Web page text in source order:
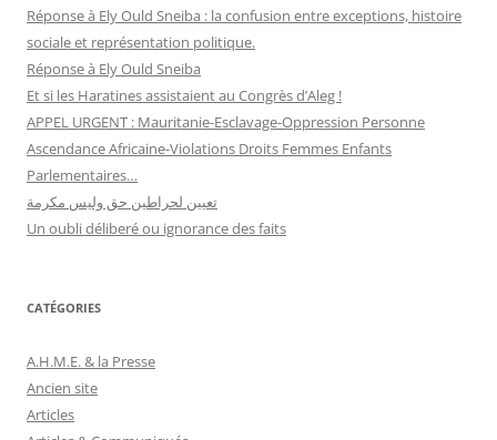
Réponse à Ely Ould Sneiba : la confusion entre exceptions, histoire
sociale et représentation politique.
Réponse à Ely Ould Sneiba
Et si les Haratines assistaient au Congrès d’Aleg !
APPEL URGENT : Mauritanie-Esclavage-Oppression Personne
Ascendance Africaine-Violations Droits Femmes Enfants
Parlementaires…
تعيين لحراطين حق وليس مكرمة
Un oubli déliberé ou ignorance des faits
CATÉGORIES
A.H.M.E. & la Presse
Ancien site
Articles